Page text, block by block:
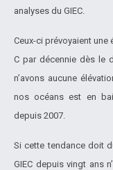
analyses du GIEC.
Ceux-ci prévoyaient une
C par décennie dès le
n’avons aucune
nos océans est en
depuis 2007.
Si cette tendance doit
GIEC depuis vingt ans